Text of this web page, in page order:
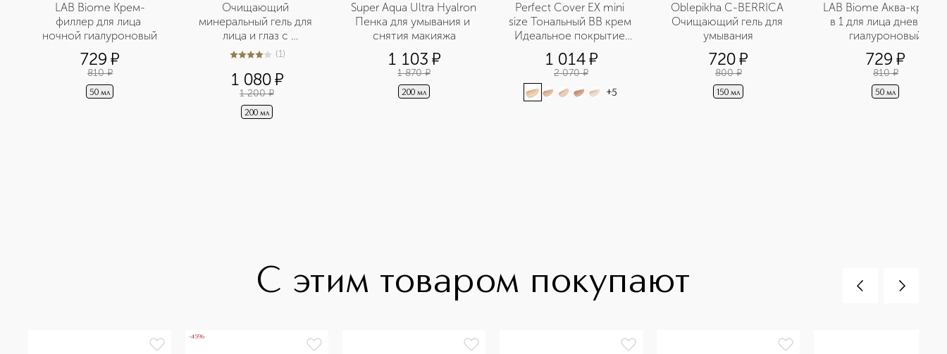
LAB Biome Крем-
филлер для лица
ночной гиалуроновый
729 ¤
810 ¤
50 мл
Очищающий
минеральный гель для
лица и глаз с
витамином Е
4из 51 (1)
1 080¤
1 200 ¤
200 мл
Super Aqua Ultra Hyalron
Пенка для умывания и
снятия макияжа
1 103 ¤
1 870 ¤
200 мл
Perfect Cover EX mini
size Тональный BB крем
Идеальное покрытие
SPF42/PA+++ в
дорожном формате
1 014¤
2 070 ¤
+5
Oblepikha C-BERRICA
Очищающий гель для
умывания
720¤
800 ¤
150 мл
LAB Biome Аква-крем 3
в 1 для лица дневной
гиалуроновый
729 ¤
810 ¤
50 мл
С этим товаром покупают
-45%